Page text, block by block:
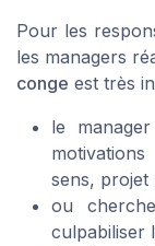
Pour les
les managers
conge est très
le
sens, projet
ou
culpabiliser